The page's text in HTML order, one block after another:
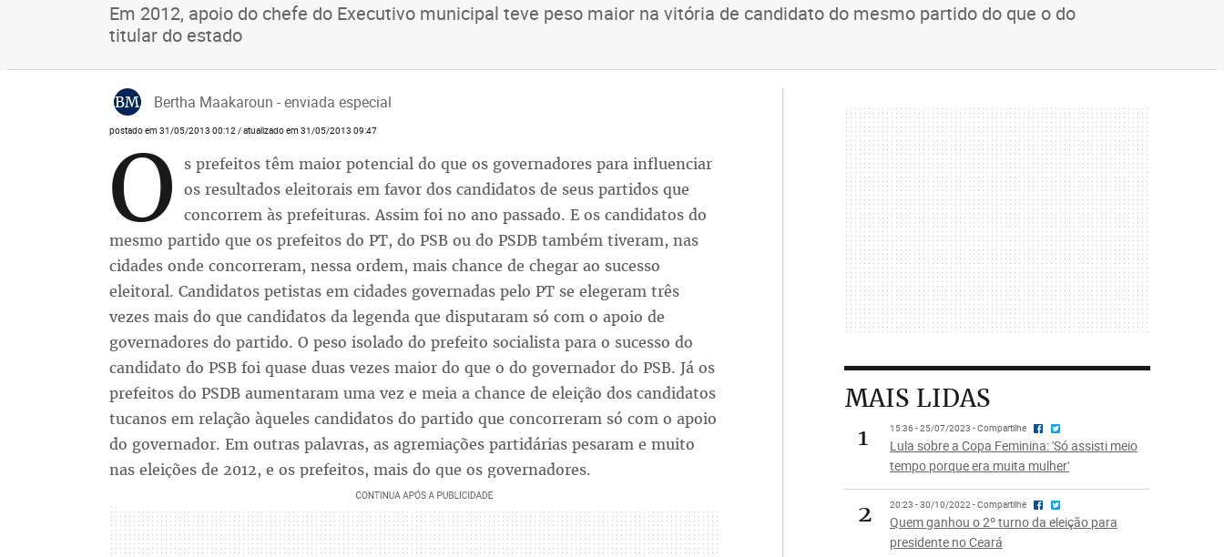
Em 2012, apoio do chefe do Executivo municipal teve peso maior na vitória de candidato do mesmo partido do que o do
titular do estado
BM Bertha Maakaroun - enviada especial
postado em 31/05/2013 00:12 / atualizado em 31/05/2013 09:47
O
s prefeitos têm maior potencial do que os governadores para influenciar
os resultados eleitorais em favor dos candidatos de seus partidos que
concorrem às prefeituras. Assim foi no ano passado. E os candidatos do
mesmo partido que os prefeitos do PT, do PSB ou do PSDB também tiveram, nas
cidades onde concorreram, nessa ordem, mais chance de chegar ao sucesso
eleitoral. Candidatos petistas em cidades governadas pelo PT se elegeram três
vezes mais do que candidatos da legenda que disputaram só com o apoio de
governadores do partido. O peso isolado do prefeito socialista para o sucesso do
candidato do PSB foi quase duas vezes maior do que o do governador do PSB. Já os
prefeitos do PSDB aumentaram uma vez e meia a chance de eleição dos candidatos
tucanos em relação àqueles candidatos do partido que concorreram só com o apoio
do governador. Em outras palavras, as agremiações partidárias pesaram e muito
nas eleições de 2012, e os prefeitos, mais do que os governadores.
MAIS LIDAS
1
15:36 - 25/07/2023 - Compartilhe
Lula sobre a Copa Feminina: 'Só assisti meio
tempo porque era muita mulher'
2 20:23 - 30/10/2022 - Compartilhe
Quem ganhou o 2º turno da eleição para
presidente no Ceará